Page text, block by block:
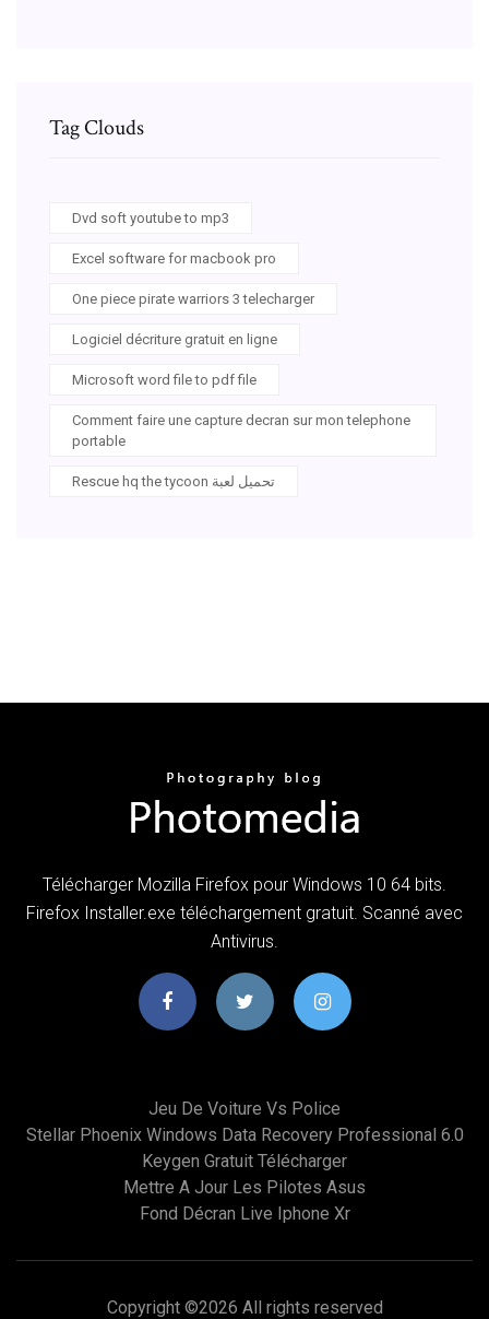
Tag Clouds
Dvd soft youtube to mp3
Excel software for macbook pro
One piece pirate warriors 3 telecharger
Logiciel décriture gratuit en ligne
Microsoft word file to pdf file
Comment faire une capture decran sur mon telephone
portable
Rescue hq the tycoon تحميل لعبة
Télécharger Mozilla Firefox pour Windows 10 64 bits.
Firefox Installer.exe téléchargement gratuit. Scanné avec
Antivirus.
Jeu De Voiture Vs Police
Stellar Phoenix Windows Data Recovery Professional 6.0
Keygen Gratuit Télécharger
Mettre A Jour Les Pilotes Asus
Fond Décran Live Iphone Xr
Copyright ©2026 All rights reserved